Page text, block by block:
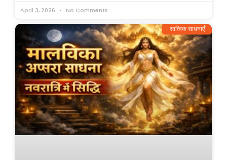
April 3, 2026 No Comments
सात्विक साधनाएँ